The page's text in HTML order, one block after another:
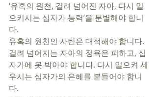
‘유혹의 원천, 걸려 넘어진 자아, 다시 일
으키시는 십자가 능력’을 분별해야 합니
다.
유혹의 원천인 사탄은 대적해야 합니다.
걸려 넘어지는 자아의 정욕은 피하고, 십
자가에 못 박아야 합니다. 다시 일으켜 세
우시는 십자가의 은혜를 붙들어야 합니
다.